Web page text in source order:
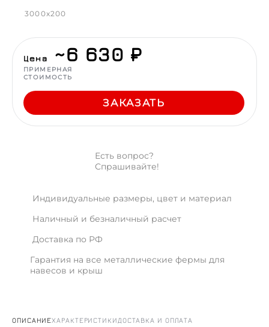
3000x200
ЗАКАЗАТЬ
Цена ~6 630 ₽
ПРИМЕРНАЯ
СТОИМОСТЬ
Есть вопрос?
Спрашивайте!
Индивидуальные размеры, цвет и материал
Наличный и безналичный расчет
Доставка по РФ
Гарантия на все металлические фермы для
навесов и крыш
ОПИСАНИЕХАРАКТЕРИСТИКИДОСТАВКА И ОПЛАТА